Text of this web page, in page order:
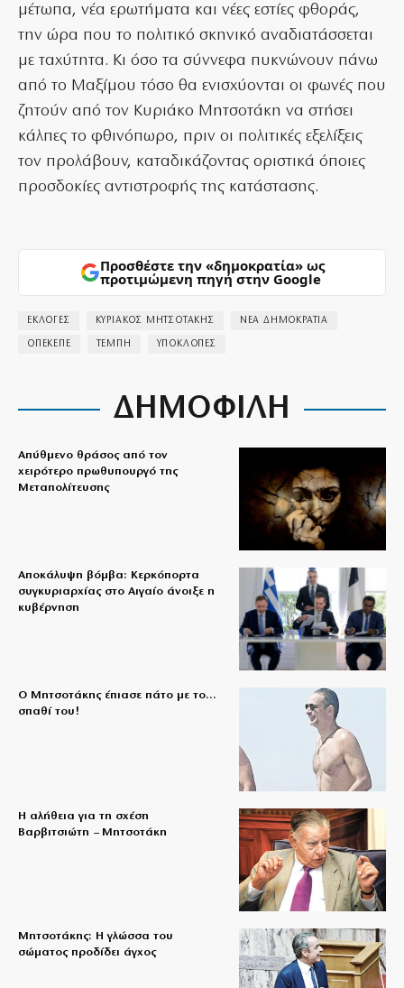
μέτωπα, νέα ερωτήματα και νέες εστίες φθοράς,
την ώρα που το πολιτικό σκηνικό αναδιατάσσεται
με ταχύτητα. Κι όσο τα σύννεφα πυκνώνουν πάνω
από το Μαξίμου τόσο θα ενισχύονται οι φωνές που
ζητούν από τον Κυριάκο Μητσοτάκη να στήσει
κάλπες το φθινόπωρο, πριν οι πολιτικές εξελίξεις
τον προλάβουν, καταδικάζοντας οριστικά όποιες
προσδοκίες αντιστροφής της κατάστασης.
Προσθέστε την «δημοκρατία» ως
προτιμώμενη πηγή στην Google
ΕΚΛΟΓΕΣ ΚΥΡΙΑΚΟΣ ΜΗΤΣΟΤΑΚΗΣ ΝΕΑ ΔΗΜΟΚΡΑΤΙΑ
ΟΠΕΚΕΠΕ ΤΕΜΠΗ ΥΠΟΚΛΟΠΕΣ
ΔΗΜΟΦΙΛΗ
Απύθμενο θράσος από τον
χειρότερο πρωθυπουργό της
Μεταπολίτευσης
Αποκάλυψη βόμβα: Κερκόπορτα
συγκυριαρχίας στο Αιγαίο άνοιξε η
κυβέρνηση
Ο Μητσοτάκης έπιασε πάτο με το…
σπαθί του!
Η αλήθεια για τη σχέση
Βαρβιτσιώτη – Μητσοτάκη
Μητσοτάκης: Η γλώσσα του
σώματος προδίδει άγχος